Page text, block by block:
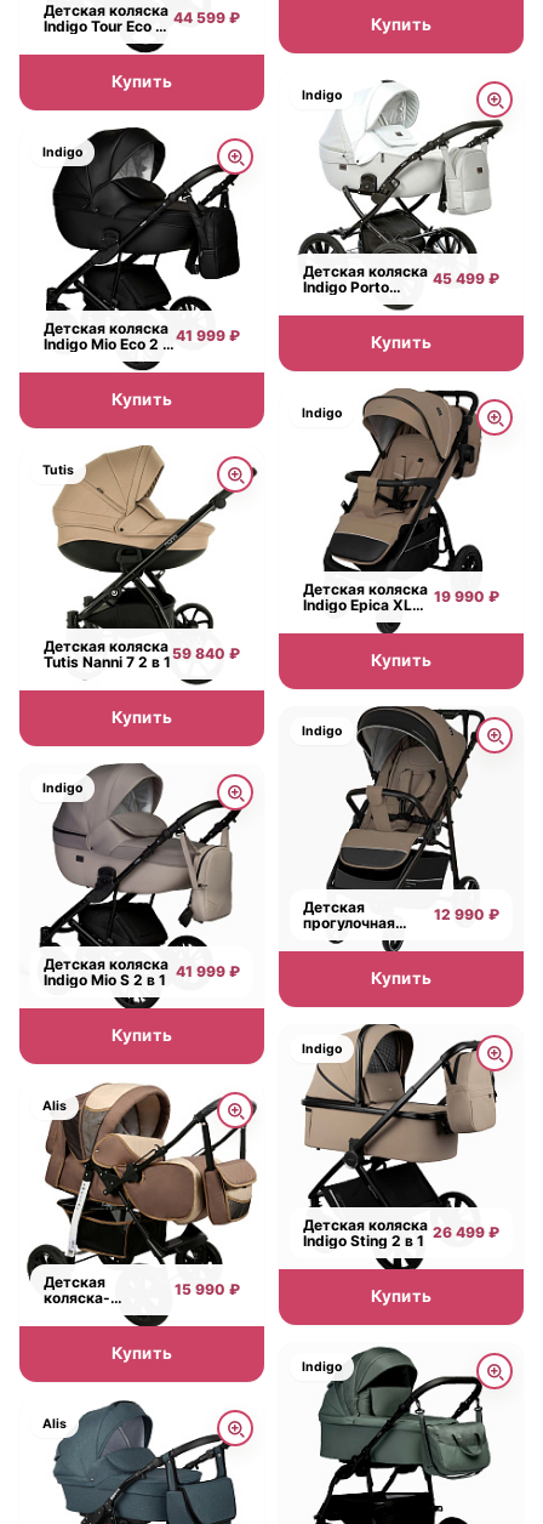
Детская коляска
Indigo Tour Eco 2 44 599 ₽
Купить
Indigo
Детская коляска
Indigo Mio Eco 2 в 41 999 ₽
Купить
Tutis
Детская коляска
Tutis Nanni 7 2 в 159 840 ₽
Купить
Indigo
Детская коляска
Indigo Mio S 2 в 1 41 999 ₽
Купить
Alis
Детская
коляска-
трансформер
Alis Amelia I
15 990 ₽
Купить
Alis
Купить
Indigo
Детская коляска
Indigo Porto
45 499 ₽
Купить
Indigo
Детская коляска
Indigo Epica XL
Air с сумкой
19 990 ₽
Купить
Indigo
Детская
прогулочная
коляска Indigo
Era
12 990 ₽
Купить
Indigo
Детская коляска
Indigo Sting 2 в 1 26 499 ₽
Купить
Indigo